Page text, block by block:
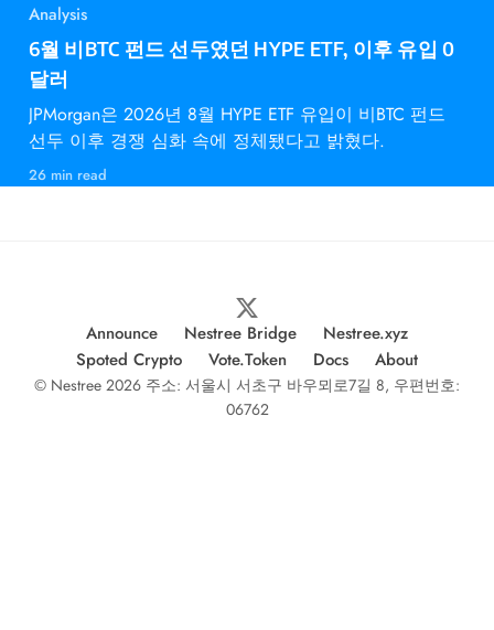
Analysis
6월 비BTC 펀드 선두였던 HYPE ETF, 이후 유입 0
달러
JPMorgan은 2026년 8월 HYPE ETF 유입이 비BTC 펀드
선두 이후 경쟁 심화 속에 정체됐다고 밝혔다.
26 min read
Announce Nestree Bridge
Nestree.xyz
Spoted Crypto
Vote.Token Docs About
© Nestree 2026 주소: 서울시 서초구 바우뫼로7길 8, 우편번호:
06762